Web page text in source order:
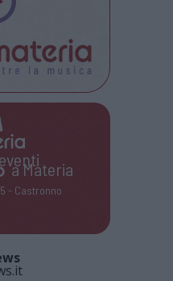
a Materia
- Castronno